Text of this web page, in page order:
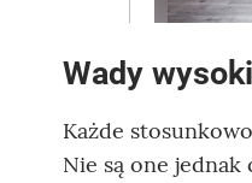
Wady
Każde
Nie są one jednak